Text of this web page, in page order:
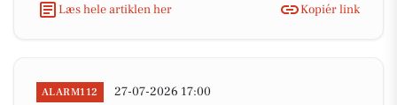
Læs hele artiklen her
Kopiér link
ALARM112 27-07-2026 17:00